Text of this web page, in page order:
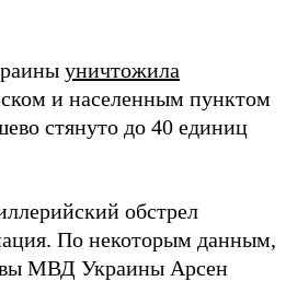
уничтожила
и населенным пунктом
стянуто до 40 единиц
обстрел
По некоторым данным,
МВД Украины Арсен